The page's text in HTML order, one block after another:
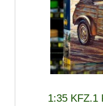
1:35 KFZ.1